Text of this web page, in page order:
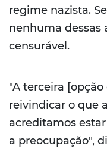
regime nazista.
nenhuma dessas
censurável.
"A terceira
reivindicar o que
acreditamos
a preocupação",